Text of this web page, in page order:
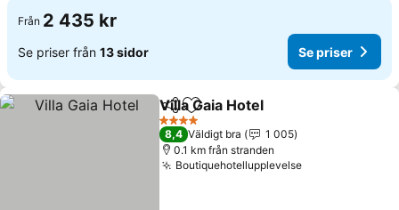
Från 2 435 kr
Se priser från 13 sidor Se priser
Dela Lägg till i Mina Favoriter
Villa Gaia Hotel
4 Stjärnor
8,4 Väldigt bra
1 005
0.1 km från stranden
Boutiquehotellupplevelse